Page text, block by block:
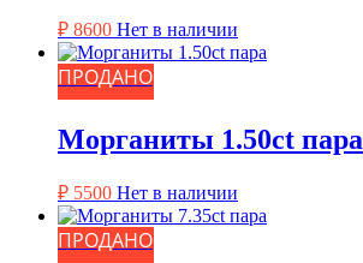
₽ 8600 Нет в наличии
ПРОДАНО
Морганиты 1.50ct пара
₽ 5500 Нет в наличии
ПРОДАНО